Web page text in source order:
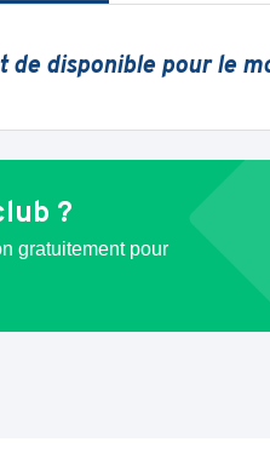
de disponible pour le
?
gratuitement pour